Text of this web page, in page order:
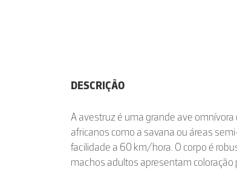
DESCRIÇÃO
A avestruz é uma grande ave
africanos como a savana ou áreas
facilidade a 60 km/hora. O corpo é
machos adultos apresentam